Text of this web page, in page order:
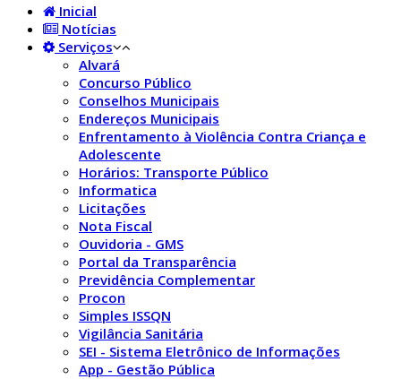
Inicial
Notícias
Serviços
Alvará
Concurso Público
Conselhos Municipais
Endereços Municipais
Enfrentamento à Violência Contra Criança e
Adolescente
Horários: Transporte Público
Informatica
Licitações
Nota Fiscal
Ouvidoria - GMS
Portal da Transparência
Previdência Complementar
Procon
Simples ISSQN
Vigilância Sanitária
SEI - Sistema Eletrônico de Informações
App - Gestão Pública